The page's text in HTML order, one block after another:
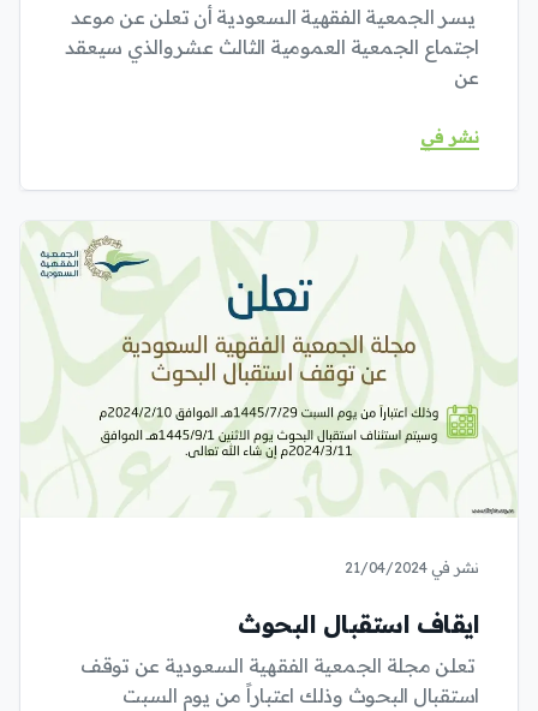
يسر الجمعية الفقهية السعودية أن تعلن عن موعد
اجتماع الجمعية العمومية الثالث عشروالذي سيعقد
عن
نشر في
نشر في 21/04/2024
ايقاف استقبال البحوث
تعلن مجلة الجمعية الفقهية السعودية عن توقف
استقبال البحوث وذلك اعتباراً من يوم السبت